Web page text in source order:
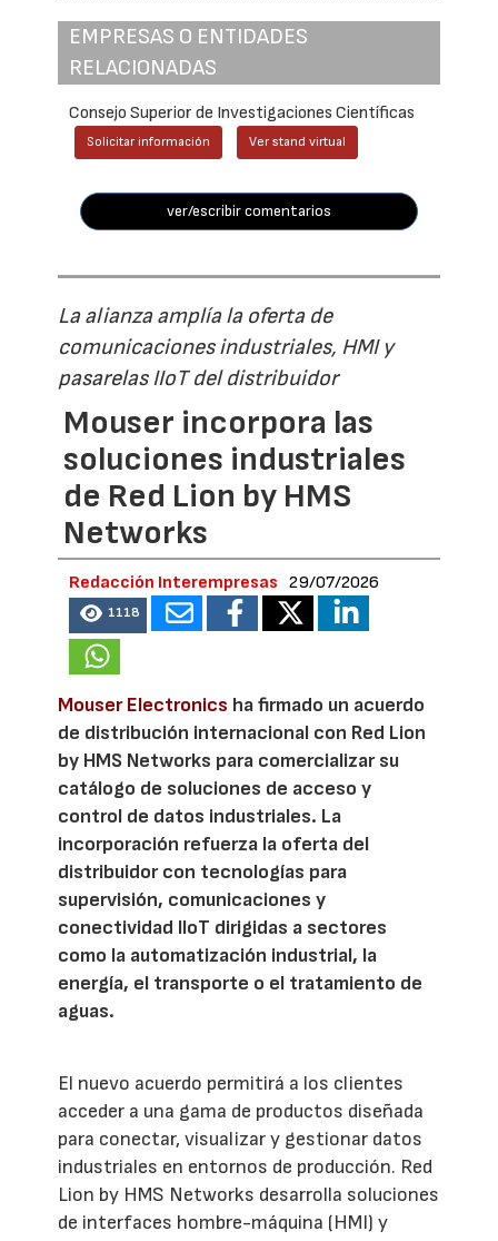
EMPRESAS O ENTIDADES
RELACIONADAS
Consejo Superior de Investigaciones Científicas
Solicitar información Ver stand virtual
ver/escribir comentarios
La alianza amplía la oferta de
comunicaciones industriales, HMI y
pasarelas IIoT del distribuidor
Mouser incorpora las
soluciones industriales
de Red Lion by HMS
Networks
Redacción Interempresas 29/07/2026
1118
Mouser Electronics ha firmado un acuerdo
de distribución internacional con Red Lion
by HMS Networks para comercializar su
catálogo de soluciones de acceso y
control de datos industriales. La
incorporación refuerza la oferta del
distribuidor con tecnologías para
supervisión, comunicaciones y
conectividad IIoT dirigidas a sectores
como la automatización industrial, la
energía, el transporte o el tratamiento de
aguas.
El nuevo acuerdo permitirá a los clientes
acceder a una gama de productos diseñada
para conectar, visualizar y gestionar datos
industriales en entornos de producción. Red
Lion by HMS Networks desarrolla soluciones
de interfaces hombre-máquina (HMI) y